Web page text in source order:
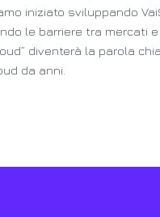
iniziato sviluppando
le barriere tra mercati
diventerà la parola
da anni.